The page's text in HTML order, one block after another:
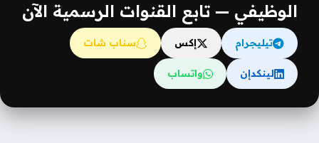
الوظيفي — تابع القنوات الرسمية الآن
تيليجرام إكس سناب شات
لينكدإن واتساب